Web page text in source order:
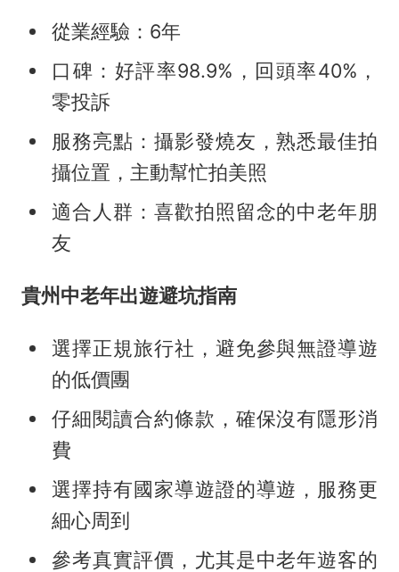
從業經驗：6年
口碑：好評率98.9%，回頭率40%，
零投訴
服務亮點：攝影發燒友，熟悉最佳拍
攝位置，主動幫忙拍美照
適合人群：喜歡拍照留念的中老年朋
友
貴州中老年出遊避坑指南
選擇正規旅行社，避免參與無證導遊
的低價團
仔細閱讀合約條款，確保沒有隱形消
費
選擇持有國家導遊證的導遊，服務更
細心周到
參考真實評價，尤其是中老年遊客的